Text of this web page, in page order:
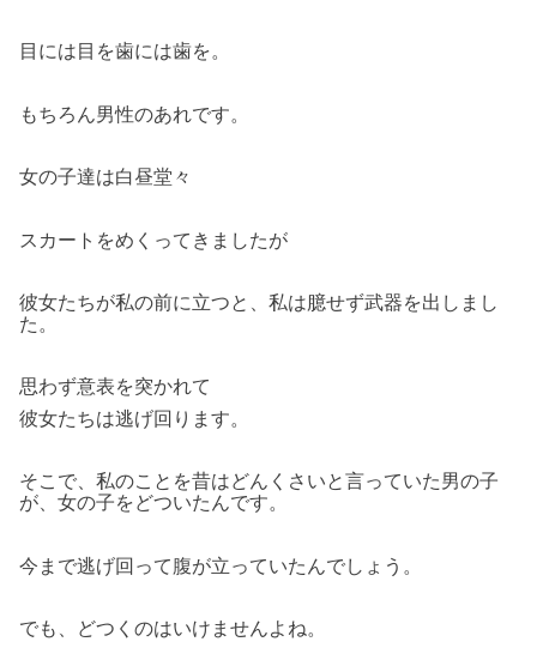
目には目を歯には歯を。
もちろん男性のあれです。
女の子達は白昼堂々
スカートをめくってきましたが
彼女たちが私の前に立つと、私は臆せず武器を出しまし
た。
思わず意表を突かれて
彼女たちは逃げ回ります。
そこで、私のことを昔はどんくさいと言っていた男の子
が、女の子をどついたんです。
今まで逃げ回って腹が立っていたんでしょう。
でも、どつくのはいけませんよね。